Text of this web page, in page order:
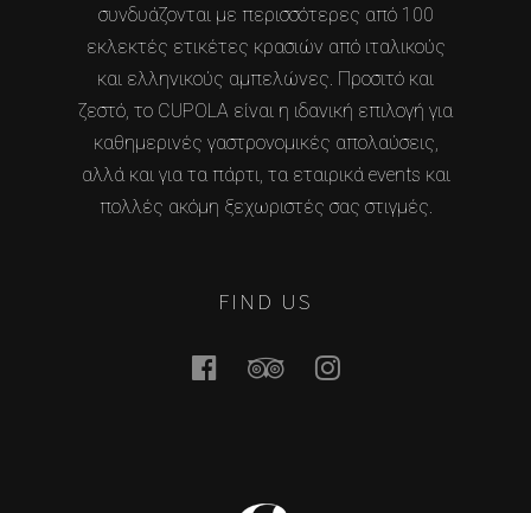
συνδυάζονται με περισσότερες από 100
εκλεκτές ετικέτες κρασιών από ιταλικούς
και ελληνικούς αμπελώνες. Προσιτό και
ζεστό, το CUPOLA είναι η ιδανική επιλογή για
καθημερινές γαστρονομικές απολαύσεις,
αλλά και για τα πάρτι, τα εταιρικά events και
πολλές ακόμη ξεχωριστές σας στιγμές.
FIND US
FacebookTripadvisorInstagram